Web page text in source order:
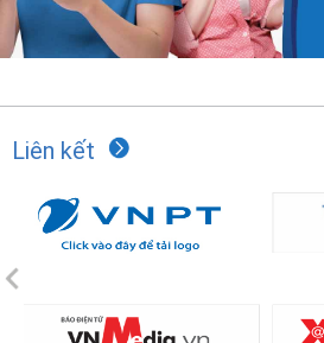
Liên kết
Previous